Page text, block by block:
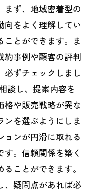
まず、地域密着型の
向をよく理解してい
ことができます。ま
約事例や顧客の評判
必ずチェックしまし
談し、提案内容を
格や販売戦略が異な
ンを選ぶようにしま
ョンが円滑に取れる
。信頼関係を築く
ことができます。
、疑問点があれば必